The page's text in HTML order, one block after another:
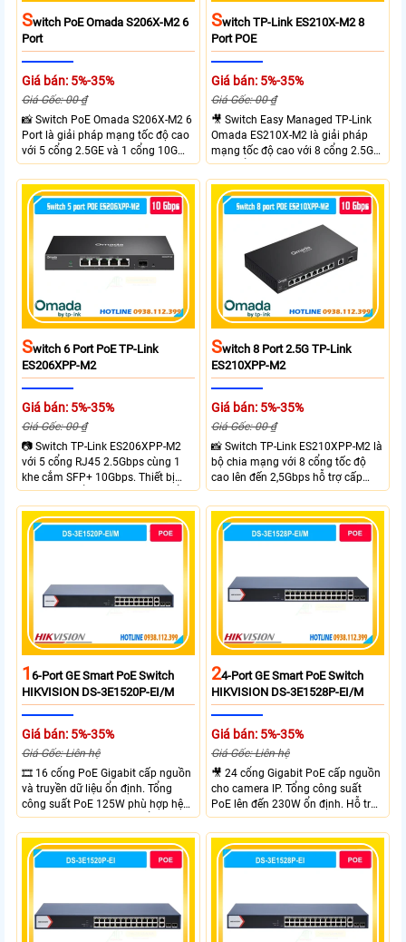
SWitch PoE Omada S206X-M2 6
Port
Giá bán: 5%-35%
Giá Gốc: 00 ₫
📸 Switch PoE Omada S206X-M2 6
Port là giải pháp mạng tốc độ cao
với 5 cổng 2.5GE và 1 cổng 10G
SFP+, đáp ứng nhu cầu truyền tải
dữ liệu lớn sở hữu băng thông
chuyển mạch 45Gbps cùng tốc độ
chuyển tiếp 33.48Mpps, mang lại
nghiệp văn phòng và hệ thống
mạng hiện đại.
SWitch TP-Link ES210X-M2 8
Port POE
Giá bán: 5%-35%
Giá Gốc: 00 ₫
🎥 Switch Easy Managed TP-Link
Omada ES210X-M2 là giải pháp
mạng tốc độ cao với 8 cổng 2.5GE
và 2 cổng 10G SFP+ đáp ứng nhu
cầu truyền tải dữ liệu lớn sở hữu
băng thông chuyển mạch 80Gbps
tốc độ chuyển tiếp 59.52Mpps
mang lại kết nối ổn định cho
doanh nghiệp văn phòng và hệ
thống mạng hiện đại.
SWitch 6 Port PoE TP-Link
ES206XPP-M2
Giá bán: 5%-35%
Giá Gốc: 00 ₫
📷 Switch TP-Link ES206XPP-M2
với 5 cổng RJ45 2.5Gbps cùng 1
khe cắm SFP+ 10Gbps. Thiết bị
tích hợp 4 cổng PoE++ đạt chuẩn
802.3af/at/bt tổng công suất
120W cấp nguồn đến 90W mỗi
cổng đáp ứng tốt hệ thống camera
SWitch 8 Port 2.5G TP-Link
ES210XPP-M2
Giá bán: 5%-35%
Giá Gốc: 00 ₫
📸 Switch TP-Link ES210XPP-M2 là
bộ chia mạng với 8 cổng tốc độ
cao lên đến 2,5Gbps hỗ trợ cấp
nguồn và mạng cho đầu ghi hình
từ xa nhờ công suất POE lên đến
16-Port GE Smart PoE Switch
HIKVISION DS-3E1520P-EI/M
Giá bán: 5%-35%
Giá Gốc: Liên hệ
🎞 16 cổng PoE Gigabit cấp nguồn
và truyền dữ liệu ổn định. Tổng
công suất PoE 125W phù hợp hệ
thống camera IP vừa. 2 cổng RJ45
Gigabit và 2 cổng quang SFP mở
rộng linh hoạt. Hỗ trợ truyền PoE
xa tối đa lên đến 300 mét.
24-Port GE Smart PoE Switch
HIKVISION DS-3E1528P-EI/M
Giá bán: 5%-35%
Giá Gốc: Liên hệ
🎥 24 cổng Gigabit PoE cấp nguồn
cho camera IP. Tổng công suất
PoE lên đến 230W ổn định. Hỗ trợ
truyền PoE xa đến 300 mét. Băng
thông chuyển mạch đạt 68 Gbps
mạnh mẽ.